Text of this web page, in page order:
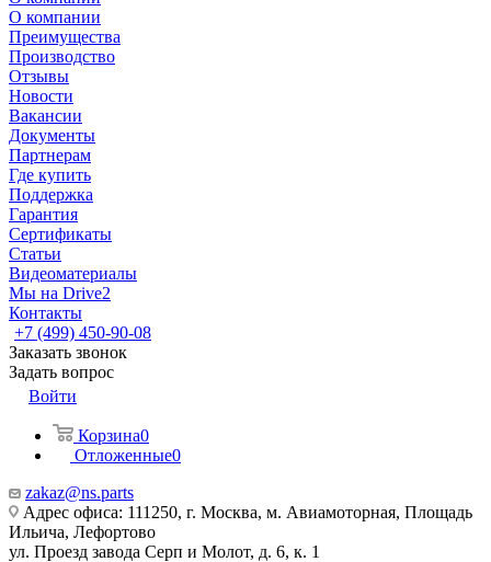
О компании
Преимущества
Производство
Отзывы
Новости
Вакансии
Документы
Партнерам
Где купить
Поддержка
Гарантия
Сертификаты
Статьи
Видеоматериалы
Мы на Drive2
Контакты
+7 (499) 450-90-08
Заказать звонок
Задать вопрос
Войти
Корзина0
Отложенные0
zakaz@ns.parts
Адрес офиса: 111250, г. Москва, м. Авиамоторная, Площадь
Ильича, Лефортово
ул. Проезд завода Серп и Молот, д. 6, к. 1